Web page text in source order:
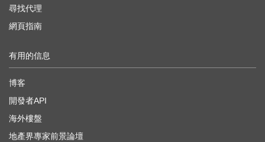
尋找代理
網頁指南
有用的信息
博客
開發者API
海外樓盤
地產界專家前景論壇